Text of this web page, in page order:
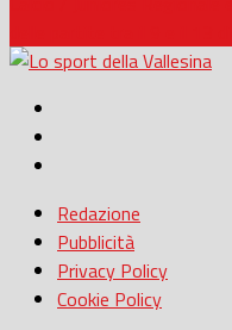
Redazione
Pubblicità
Privacy Policy
Cookie Policy